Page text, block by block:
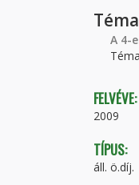
Téma
A 4-
FELVÉVE:
2009
TÍPUS:
áll. ö.díj.